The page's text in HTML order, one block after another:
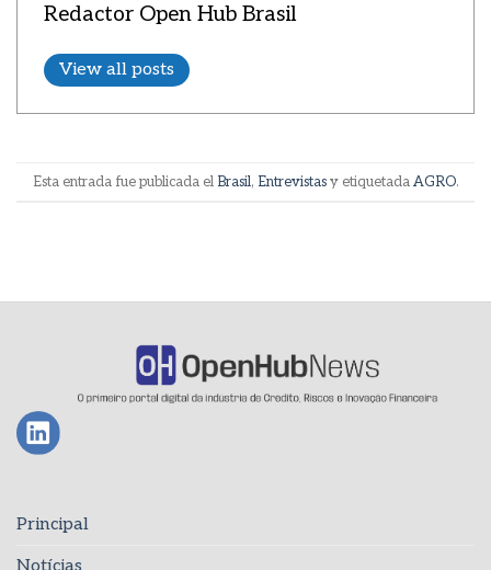
Redactor Open Hub Brasil
View all posts
Esta entrada fue publicada el Brasil, Entrevistasy etiquetadaAGRO.
Principal